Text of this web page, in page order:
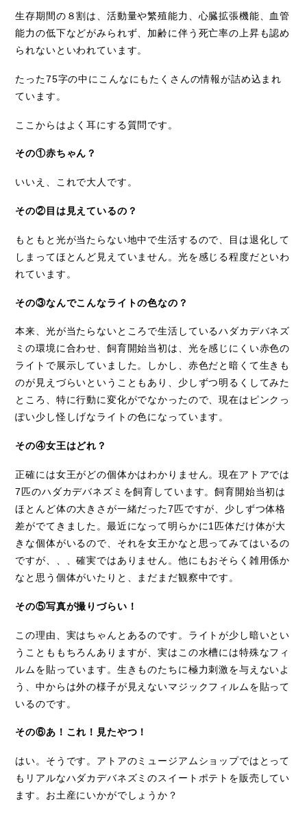
生存期間の８割は、活動量や繁殖能力、心臓拡張機能、血管
能力の低下などがみられず、加齢に伴う死亡率の上昇も認め
られないといわれています。
たった75字の中にこんなにもたくさんの情報が詰め込まれ
ています。
ここからはよく耳にする質問です。
その①赤ちゃん？
いいえ、これで大人です。
その②目は見えているの？
もともと光が当たらない地中で生活するので、目は退化して
しまってほとんど見えていません。光を感じる程度だといわ
れています。
その③なんでこんなライトの色なの？
本来、光が当たらないところで生活しているハダカデバネズ
ミの環境に合わせ、飼育開始当初は、光を感じにくい赤色の
ライトで展示していました。しかし、赤色だと暗くて生きも
のが見えづらいということもあり、少しずつ明るくしてみた
ところ、特に行動に変化がでなかったので、現在はピンクっ
ぽい少し怪しげなライトの色になっています。
その④女王はどれ？
正確には女王がどの個体かはわかりません。現在アトアでは
7 匹のハダカデバネズミを飼育しています。飼育開始当初は
ほとんど体の大きさが一緒だった7 匹ですが、少しずつ体格
差がでてきました。最近になって明らかに1 匹体だけ体が大
きな個体がいるので、それを女王かなと思ってみてはいるの
ですが、、、確実ではありません。他にもおそらく雑用係か
なと思う個体がいたりと、まだまだ観察中です。
その⑤写真が撮りづらい！
この理由、実はちゃんとあるのです。ライトが少し暗いとい
うことももちろんありますが、実はこの水槽には特殊なフィ
ルムを貼っています。生きものたちに極力刺激を与えないよ
う、中からは外の様子が見えないマジックフィルムを貼って
いるのです。
その⑥あ！これ！見たやつ！
はい。そうです。アトアのミュージアムショップではとって
もリアルなハダカデバネズミのスイートポテトを販売してい
ます。お土産にいかがでしょうか？